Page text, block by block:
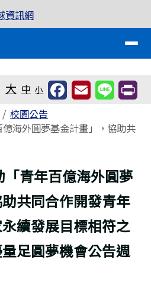
學全球資訊網
大 中 小
校園公告
海外圓夢基金計畫」，協助共
青年百億海外圓夢
共同合作開發青年
續發展目標相符之
足圓夢機會公告週